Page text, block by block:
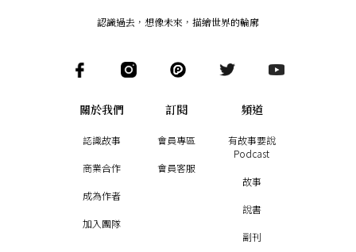
認識過去，想像未來 ， 描繪世界的輪廓
關於我們
認識故事
商業合作
成為作者
加入團隊
訂閱
會員專區
會員客服
頻道
有故事要說
Podcast
故事
說書
副刊